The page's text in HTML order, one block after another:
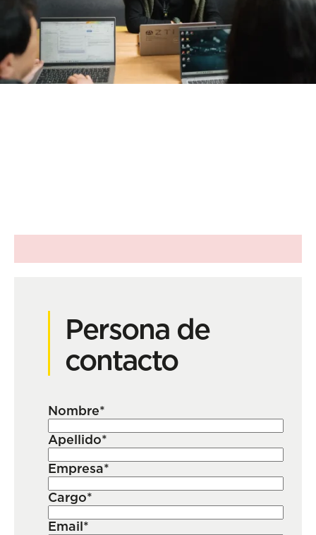
Persona de
contacto
Nombre*
Apellido*
Empresa*
Cargo*
Email*